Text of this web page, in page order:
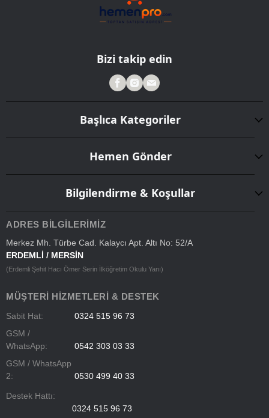
Bizi takip edin
Başlıca Kategoriler
Hemen Gönder
Bilgilendirme & Koşullar
ADRES BILGILERIMIZ
Merkez Mh. Türbe Cad. Kalaycı Apt. Altı No: 52/A
ERDEMLİ / MERSİN
(Erdemli Şehit Hacı Ömer Serin İlköğretim Okulu Yanı)
MÜŞTERI HIZMETLERI & DESTEK
Sabit Hat:
0324 515 96 73
GSM /
WhatsApp:
0542 303 03 33
GSM / WhatsApp
2:
0530 499 40 33
Destek Hattı:
0324 515 96 73